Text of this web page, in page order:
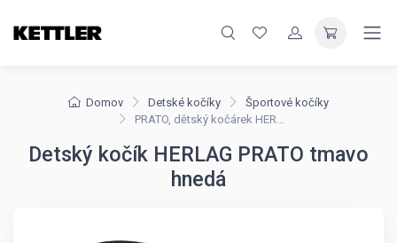
Domov Detské kočíky
Športové kočíky
PRATO, dětský kočárek HERLAG
Detský kočík HERLAG PRATO tmavo
hnedá